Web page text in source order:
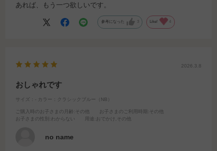
あれば、もう一つ欲しいです。
参考になった 3 Like!
2026.3.8
おしゃれです
サイズ：- カラー：クラシックブルー（NB）
ご購入時のお子さまの月齢 :その他 お子さまのご利用時期 :その他
お子さまの性別 :わからない 用途 :おでかけ,その他
no name